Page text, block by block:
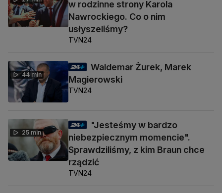
w rodzinne strony Karola
Nawrockiego. Co o nim
usłyszeliśmy?
TVN24
44 min
Waldemar Żurek, Marek
Magierowski
TVN24
25 min
"Jesteśmy w bardzo
niebezpiecznym momencie".
Sprawdziliśmy, z kim Braun chce
rządzić
TVN24